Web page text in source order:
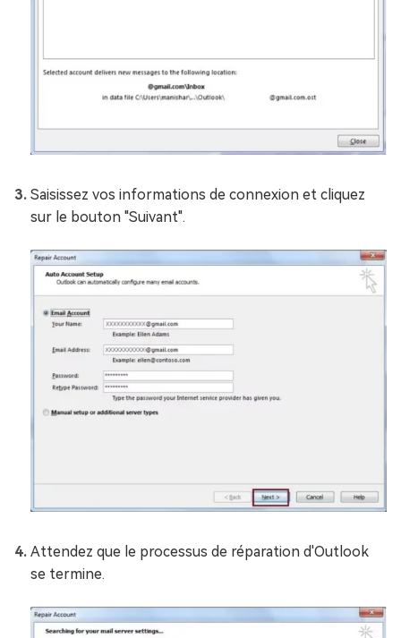
Saisissez vos informations de connexion et cliquez
sur le bouton "Suivant".
Attendez que le processus de réparation d'Outlook
se termine.